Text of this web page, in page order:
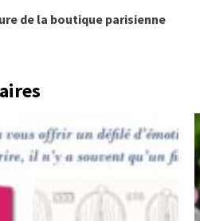
de la boutique parisienne